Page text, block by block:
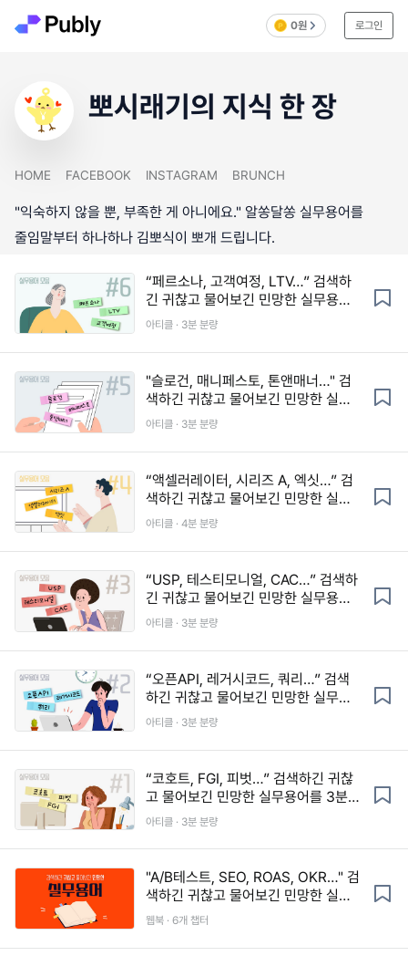
0원 로그인
뽀시래기의 지식 한 장
HOME FACEBOOK INSTAGRAM BRUNCH
"익숙하지 않을 뿐, 부족한 게 아니에요." 알쏭달쏭 실무용어를
줄임말부터 하나하나 김뽀식이 뽀개 드립니다.
“페르소나, 고객여정, LTV…” 검색하
긴 귀찮고 물어보긴 민망한 실무용어
를 3분 만에!
아티클 · 3분 분량
"슬로건, 매니페스토, 톤앤매너…" 검
색하긴 귀찮고 물어보긴 민망한 실무
용어를 3분 만에!
아티클 · 3분 분량
“액셀러레이터, 시리즈 A, 엑싯…” 검
색하긴 귀찮고 물어보긴 민망한 실무
용어를 3분 만에!
아티클 · 4분 분량
“USP, 테스티모니얼, CAC…” 검색하
긴 귀찮고 물어보긴 민망한 실무용어
를 3분 만에!
아티클 · 3분 분량
“오픈API, 레거시코드, 쿼리…” 검색
하긴 귀찮고 물어보긴 민망한 실무용
어를 3분 만에!
아티클 · 3분 분량
“코호트, FGI, 피벗…” 검색하긴 귀찮
고 물어보긴 민망한 실무용어를 3분
만에!
아티클 · 3분 분량
"A/B테스트, SEO, ROAS, OKR…" 검
색하긴 귀찮고 물어보긴 민망한 실무
용어 모음
웹북 · 6개 챕터